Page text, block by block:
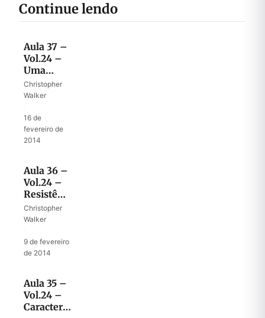
Continue lendo
Aula 37 –
Vol.24 –
Uma
lâmpada
acesa no
trevas
Christopher
Walker
16 de
fevereiro de
2014
Aula 36 –
Vol.24 –
Resistência
ao poder
do
Christopher
Walker
9 de fevereiro
de 2014
Aula 35 –
Vol.24 –
Características